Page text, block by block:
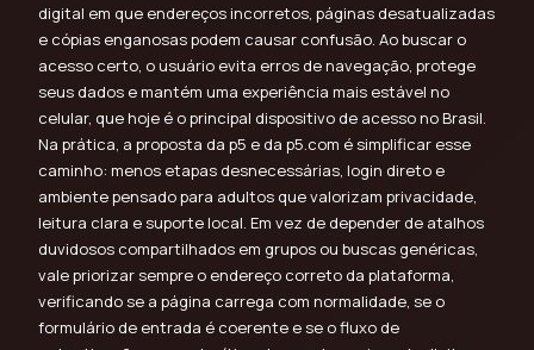
digital em que endereços incorretos, páginas desatualizadas
e cópias enganosas podem causar confusão. Ao buscar o
acesso certo, o usuário evita erros de navegação, protege
seus dados e mantém uma experiência mais estável no
celular, que hoje é o principal dispositivo de acesso no Brasil.
Na prática, a proposta da p5 e da p5.com é simplificar esse
caminho: menos etapas desnecessárias, login direto e
ambiente pensado para adultos que valorizam privacidade,
leitura clara e suporte local. Em vez de depender de atalhos
duvidosos compartilhados em grupos ou buscas genéricas,
vale priorizar sempre o endereço correto da plataforma,
verificando se a página carrega com normalidade, se o
formulário de entrada é coerente e se o fluxo de